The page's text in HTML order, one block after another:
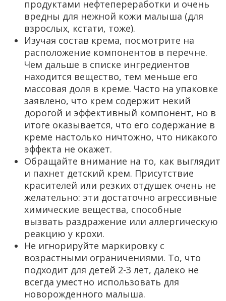
продуктами нефтепереработки и очень
вредны для нежной кожи малыша (для
взрослых, кстати, тоже).
Изучая состав крема, посмотрите на
расположение компонентов в перечне.
Чем дальше в списке ингредиентов
находится вещество, тем меньше его
массовая доля в креме. Часто на упаковке
заявлено, что крем содержит некий
дорогой и эффективный компонент, но в
итоге оказывается, что его содержание в
креме настолько ничтожно, что никакого
эффекта не окажет.
Обращайте внимание на то, как выглядит
и пахнет детский крем. Присутствие
красителей или резких отдушек очень не
желательно: эти достаточно агрессивные
химические вещества, способные
вызвать раздражение или аллергическую
реакцию у крохи.
Не игнорируйте маркировку с
возрастными ограничениями. То, что
подходит для детей 2-3 лет, далеко не
всегда уместно использовать для
новорожденного малыша.